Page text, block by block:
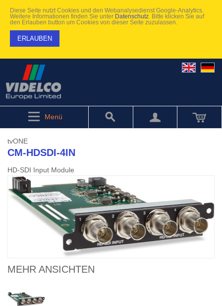
Diese Seite nutzt Cookies und den Webanalysedienst Google-Analytics.
Weitere Informationen finden Sie unter Datenschutz . Bitte klicken Sie auf
den Erlauben button um Cookies von dieser Seite zuzulassen.
ERLAUBEN
Menü
tvONE
CM-HDSDI-4IN
HD-SDI Input Module
MEHR ANSICHTEN